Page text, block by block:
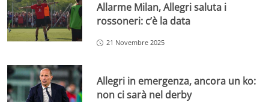
Allarme Milan, Allegri saluta i
rossoneri: c’è la data
21 Novembre 2025
Allegri in emergenza, ancora un ko:
non ci sarà nel derby